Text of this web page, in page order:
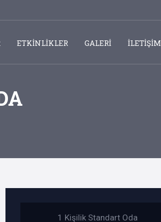
ETKİNLİKLER GALERİ İLETİŞİM
1 Kişilik Standart Oda